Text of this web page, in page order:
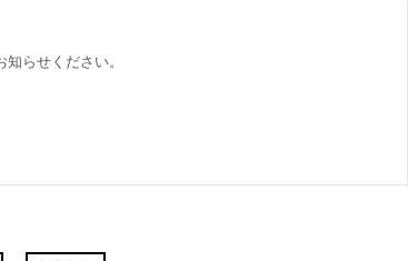
らせください。